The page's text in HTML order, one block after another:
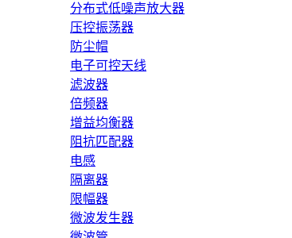
分布式低噪声放大器
压控振荡器
防尘帽
电子可控天线
滤波器
倍频器
增益均衡器
阻抗匹配器
电感
隔离器
限幅器
微波发生器